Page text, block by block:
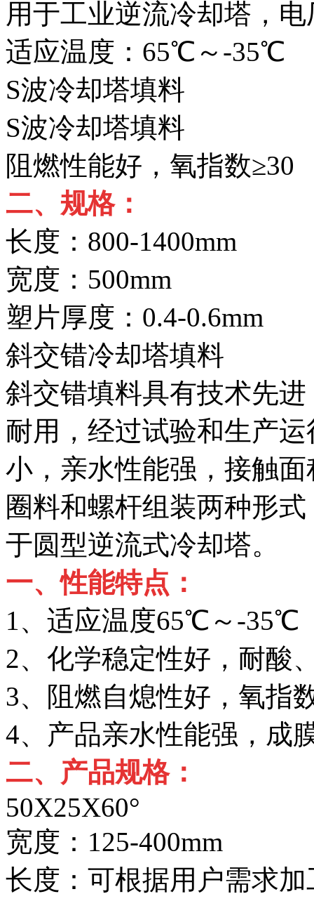
用于工业逆流冷却塔，
适应温度：65℃～-35℃
S波冷却塔填料
S波冷却塔填料
阻燃性能好，氧指数≥30
二、规格：
长度：800-1400mm
宽度：500mm
塑片厚度：0.4-0.6mm
斜交错冷却塔填料
斜交错填料具有技术先
耐用，经过试验和生产
小，亲水性能强，接触
圈料和螺杆组装两种形
于圆型逆流式冷却塔。
一、性能特点：
1、适应温度65℃～-35℃
2、化学稳定性好，耐酸
3、阻燃自熄性好，氧指
4、产品亲水性能强，成
二、产品规格：
50X25X60°
宽度：125-400mm
长度：可根据用户需求